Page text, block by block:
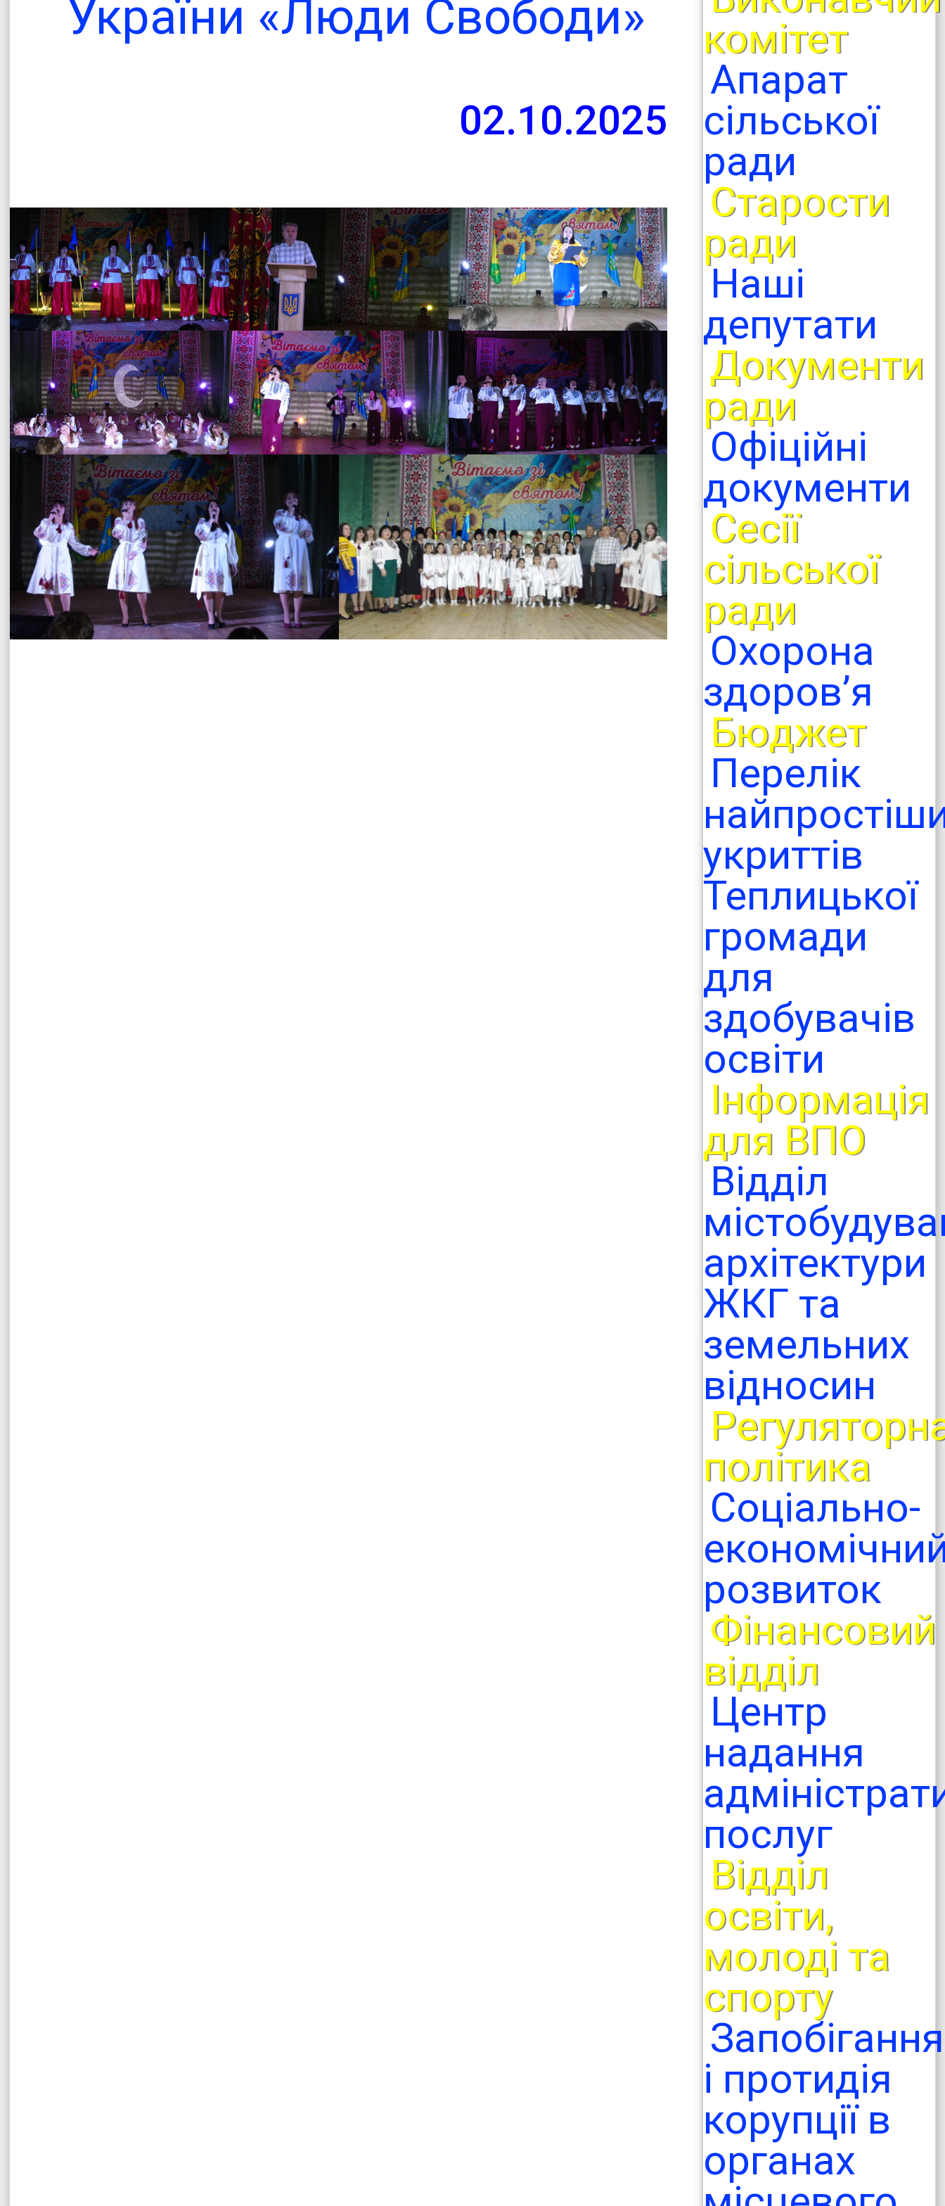
Офіційний сайт
України «Люди Свободи»
02.10.2025
комітет
Апарат
сільської
ради
Старости
ради
Наші
депутати
Документи
ради
Офіційні
документи
Сесії
сільської
ради
Охорона
здоров’я
Бюджет
Перелік
укриттів
Теплицької
громади
для
здобувачів
освіти
Інформація
для ВПО
Відділ
архітектури
ЖКГ та
земельних
відносин
політика
Соціально-
розвиток
Фінансовий
відділ
Центр
надання
послуг
Відділ
освіти,
молоді та
спорту
Запобігання
і протидія
корупції в
органах